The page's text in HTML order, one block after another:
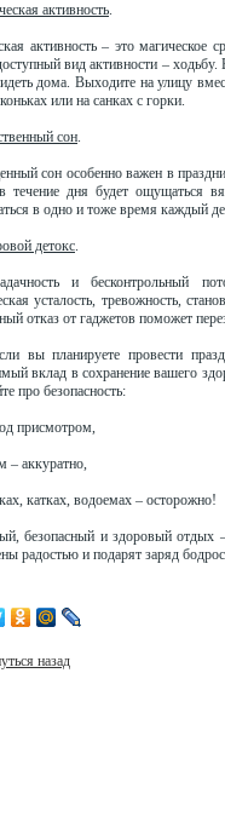
активность.
активность – это магическое
вид активности –
дома. Выходите на улицу
или на санках с горки.
сон.
сон особенно важен в
течение дня будет ощущаться
в одно и тоже время каждый
детокс.
и бесконтрольный
усталость, тревожность,
отказ от гаджетов поможет
вы планируете провести
вклад в сохранение вашего
про безопасность:
присмотром,
– аккуратно,
катках, водоемах – осторожно!
безопасный и здоровый отдых
радостью и подарят заряд
назад